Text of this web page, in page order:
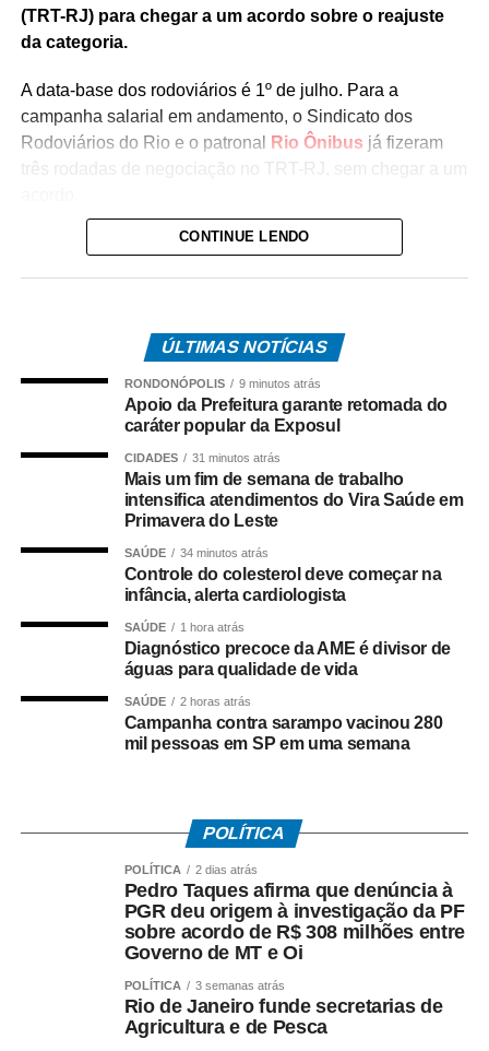
(TRT-RJ) para chegar a um acordo sobre o reajuste
da categoria.
A data-base dos rodoviários é 1º de julho. Para a
campanha salarial em andamento, o Sindicato dos
Rodoviários do Rio e o patronal Rio Ônibus já fizeram
três rodadas de negociação no TRT-RJ, sem chegar a um
Durante as negociações mediadas pela Justiça do
o Rio Ônibus havia ofertado 4,39%.
O desembargador Gustavo Tadeu Alkmim, da Seção
Especializada em Dissídios Coletivos (Sedic), pediu que
os patrões aumentem a oferta de reajuste para 5%, o
mesmo valor pago as categorias de rodoviários das
cidades de Duque de Caxias e Nova Iguaçu, na Baixada
Paralisação
No dia 27 de junho, o Sindicato dos Rodoviários ajuizou
o dissídio coletivo de greve e de natureza econômica. Na
mesma data, o TRT-RJ, considerou a greve legal e
concedeu liminar autorizando o início da paralisação.
Determinou a manutenção de, no mínimo, 50% da frota
Dois dias depois, no dia 29 de junho, os rodoviários do
município do Rio de Janeiro iniciaram a paralisação. No
dia 2 de julho, suspenderam o movimento, a pedido do
TRT-RJ, mantendo o estado de greve, para que o
sindicato patronal aumentasse a proposta de reajuste,
Entre as principais reivindicações da categoria estão
reajuste salarial, valorização dos pisos remuneratórios,
CONTINUE LENDO
ÚLTIMAS NOTÍCIAS
RONDONÓPOLIS 9 minutos atrás
Apoio da Prefeitura garante retomada do
caráter popular da Exposul
CIDADES 31 minutos atrás
Mais um fim de semana de trabalho
intensifica atendimentos do Vira Saúde em
Primavera do Leste
SAÚDE 34 minutos atrás
Controle do colesterol deve começar na
infância, alerta cardiologista
SAÚDE 1 hora atrás
Diagnóstico precoce da AME é divisor de
águas para qualidade de vida
SAÚDE 2 horas atrás
Campanha contra sarampo vacinou 280
mil pessoas em SP em uma semana
POLÍTICA
POLÍTICA 2 dias atrás
Pedro Taques afirma que denúncia à
PGR deu origem à investigação da PF
sobre acordo de R$ 308 milhões entre
Governo de MT e Oi
POLÍTICA 3 semanas atrás
Rio de Janeiro funde secretarias de
Agricultura e de Pesca